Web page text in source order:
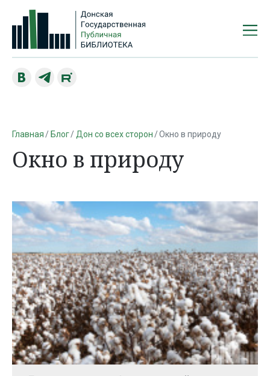
Главная Блог Дон со всех сторон Окно в природу
Окно в природу